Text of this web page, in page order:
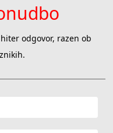
odgovor, razen ob